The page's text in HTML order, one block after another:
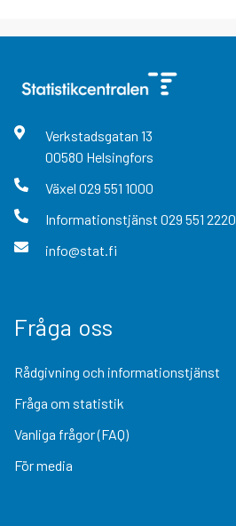
Verkstadsgatan 13
00580 Helsingfors
Växel 029 551 1000
Informationstjänst 029 551 2220
info@stat.fi
Fråga oss
Rådgivning och informationstjänst
Fråga om statistik
Vanliga frågor (FAQ)
För media